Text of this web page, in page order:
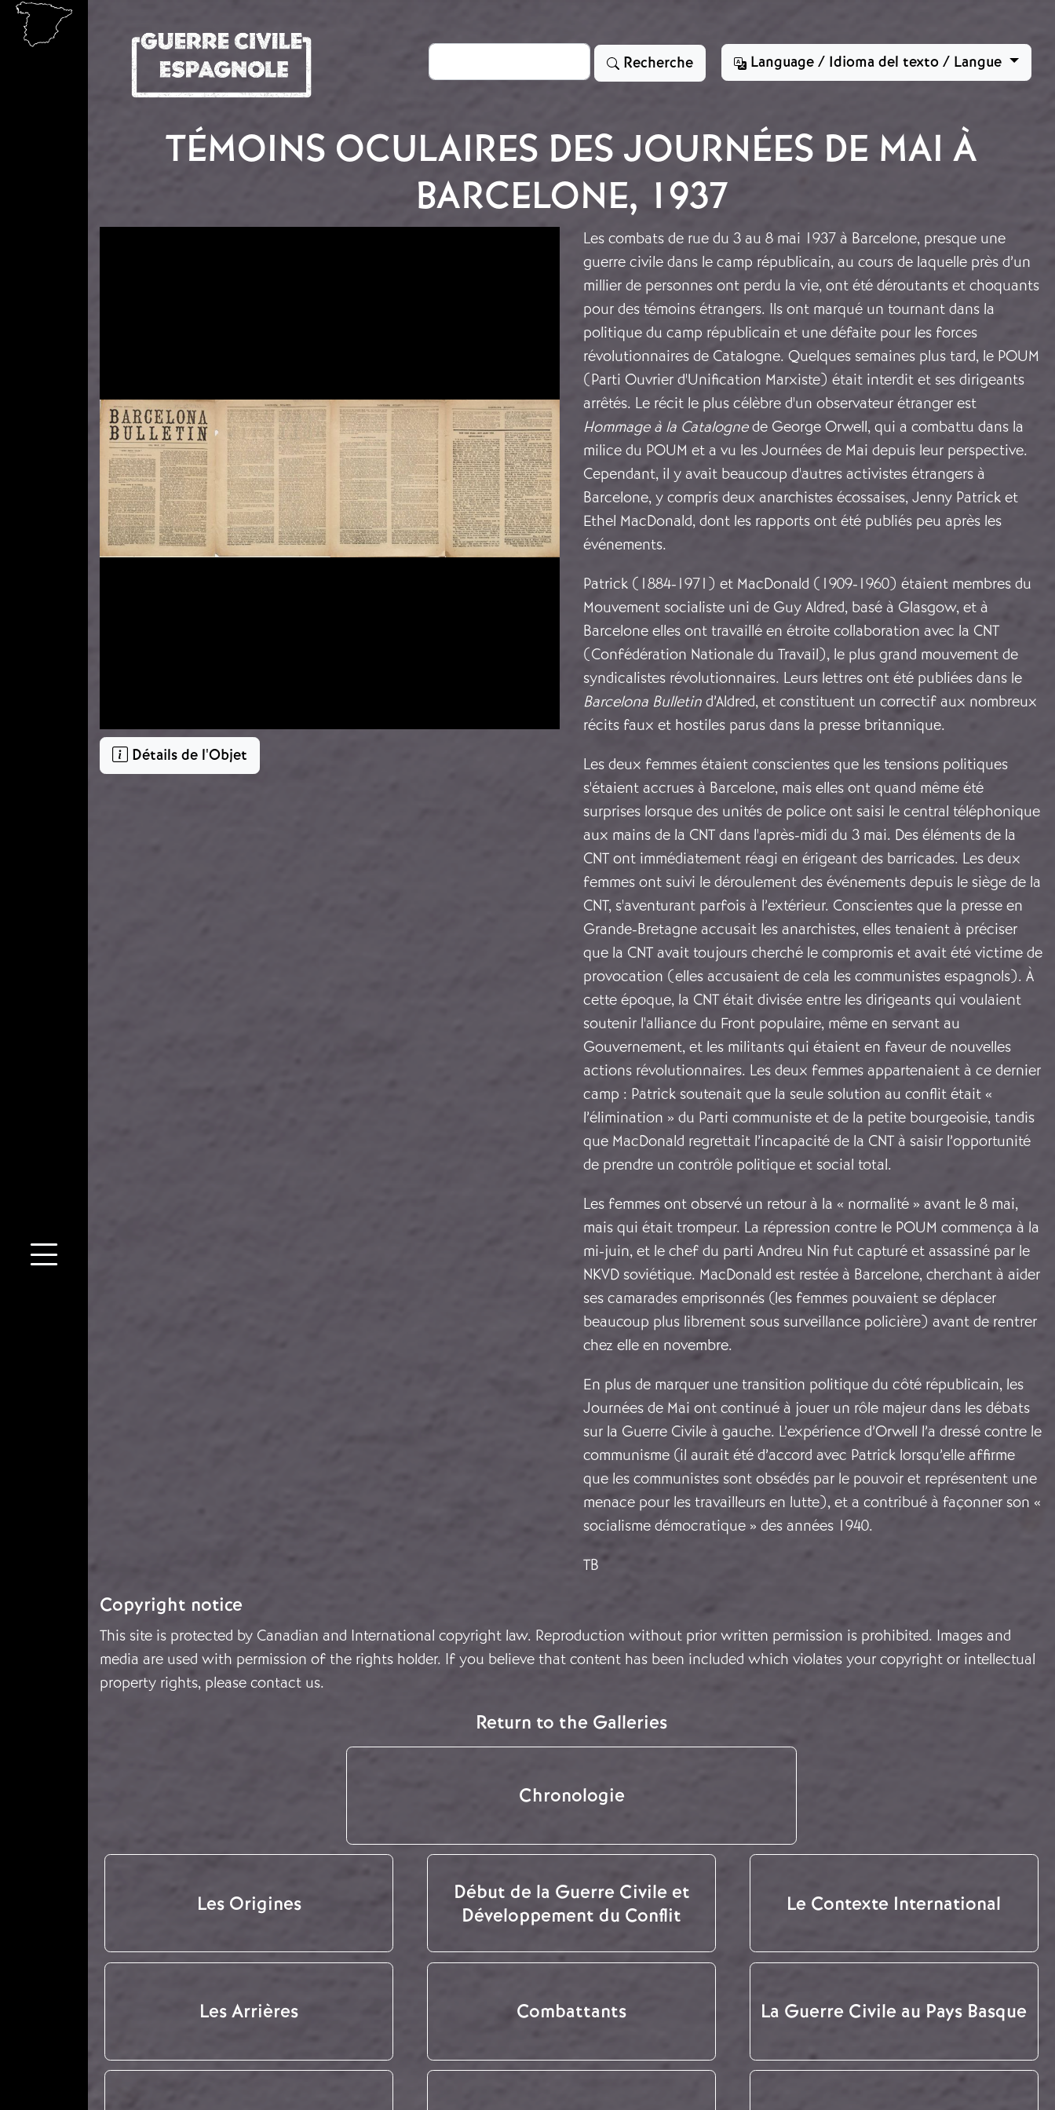
Aller au contenu principal
Rechercher Recherche Language / Idioma del texto / Langue
TÉMOINS OCULAIRES DES JOURNÉES DE MAI À
BARCELONE, 1937
Détails de l'Objet
Les combats de rue du 3 au 8 mai 1937 à Barcelone, presque une
guerre civile dans le camp républicain, au cours de laquelle près d’un
millier de personnes ont perdu la vie, ont été déroutants et choquants
pour des témoins étrangers. Ils ont marqué un tournant dans la
politique du camp républicain et une défaite pour les forces
révolutionnaires de Catalogne. Quelques semaines plus tard, le POUM
(Parti Ouvrier d'Unification Marxiste) était interdit et ses dirigeants
arrêtés. Le récit le plus célèbre d'un observateur étranger est
Hommage à la Catalognede George Orwell, qui a combattu dans la
milice du POUM et a vu les Journées de Mai depuis leur perspective.
Cependant, il y avait beaucoup d'autres activistes étrangers à
Barcelone, y compris deux anarchistes écossaises, Jenny Patrick et
Ethel MacDonald, dont les rapports ont été publiés peu après les
événements.
Patrick (1884-1971) et MacDonald (1909-1960) étaient membres du
Mouvement socialiste uni de Guy Aldred, basé à Glasgow, et à
Barcelone elles ont travaillé en étroite collaboration avec la CNT
(Confédération Nationale du Travail), le plus grand mouvement de
syndicalistes révolutionnaires. Leurs lettres ont été publiées dans le
Barcelona Bulletin d’Aldred, et constituent un correctif aux nombreux
récits faux et hostiles parus dans la presse britannique.
Les deux femmes étaient conscientes que les tensions politiques
s'étaient accrues à Barcelone, mais elles ont quand même été
surprises lorsque des unités de police ont saisi le central téléphonique
aux mains de la CNT dans l'après-midi du 3 mai. Des éléments de la
CNT ont immédiatement réagi en érigeant des barricades. Les deux
femmes ont suivi le déroulement des événements depuis le siège de la
CNT, s'aventurant parfois à l’extérieur. Conscientes que la presse en
Grande-Bretagne accusait les anarchistes, elles tenaient à préciser
que la CNT avait toujours cherché le compromis et avait été victime de
provocation (elles accusaient de cela les communistes espagnols). À
cette époque, la CNT était divisée entre les dirigeants qui voulaient
soutenir l'alliance du Front populaire, même en servant au
Gouvernement, et les militants qui étaient en faveur de nouvelles
actions révolutionnaires. Les deux femmes appartenaient à ce dernier
camp : Patrick soutenait que la seule solution au conflit était «
l’élimination » du Parti communiste et de la petite bourgeoisie, tandis
que MacDonald regrettait l’incapacité de la CNT à saisir l’opportunité
de prendre un contrôle politique et social total.
Les femmes ont observé un retour à la « normalité » avant le 8 mai,
mais qui était trompeur. La répression contre le POUM commença à la
mi-juin, et le chef du parti Andreu Nin fut capturé et assassiné par le
NKVD soviétique. MacDonald est restée à Barcelone, cherchant à aider
ses camarades emprisonnés (les femmes pouvaient se déplacer
beaucoup plus librement sous surveillance policière) avant de rentrer
chez elle en novembre.
En plus de marquer une transition politique du côté républicain, les
Journées de Mai ont continué à jouer un rôle majeur dans les débats
sur la Guerre Civile à gauche. L’expérience d’Orwell l’a dressé contre le
communisme (il aurait été d’accord avec Patrick lorsqu’elle affirme
que les communistes sont obsédés par le pouvoir et représentent une
menace pour les travailleurs en lutte), et a contribué à façonner son «
socialisme démocratique » des années 1940.
TB
Copyright notice
This site is protected by Canadian and International copyright law. Reproduction without prior written permission is prohibited. Images and
media are used with permission of the rights holder. If you believe that content has been included which violates your copyright or intellectual
property rights, please contact us.
Return to the Galleries
Chronologie
Les Origines
Début de la Guerre Civile et
Développement du Conflit
Le Contexte International
Les Arrières Combattants La Guerre Civile au Pays Basque